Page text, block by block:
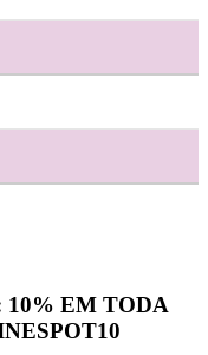
- Alentejo
10% EM TODA